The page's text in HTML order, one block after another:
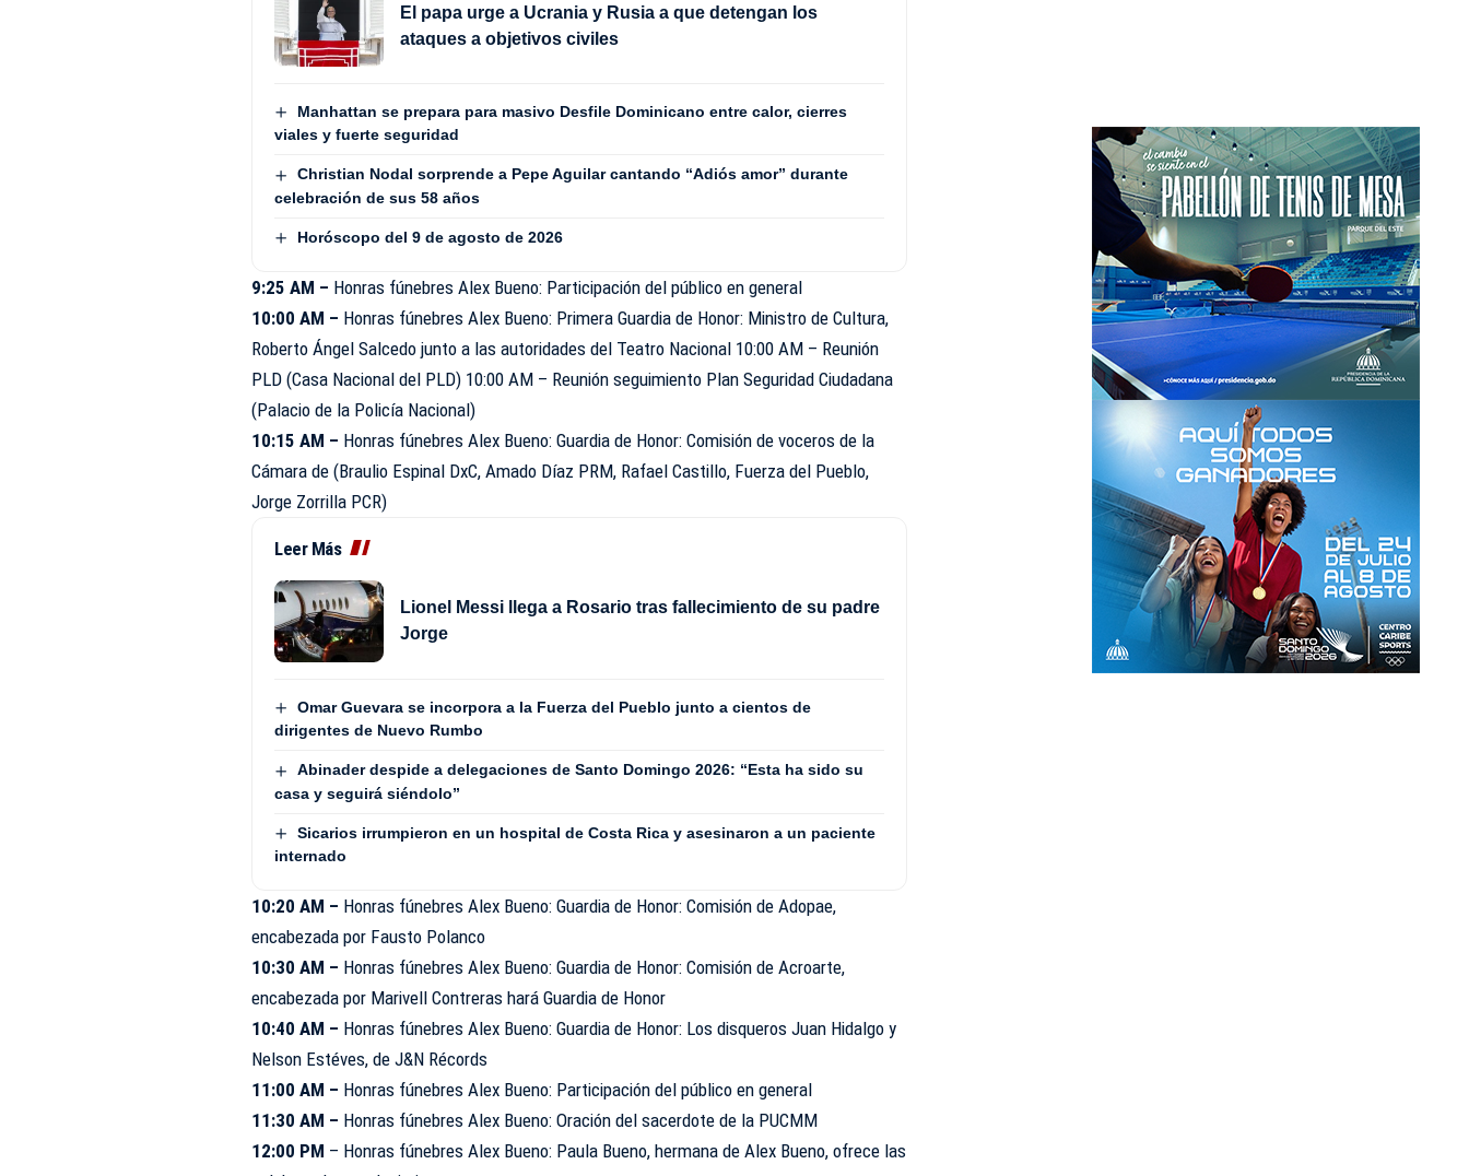
El papa urge a Ucrania y Rusia a que detengan los
ataques a objetivos civiles
Manhattan se prepara para masivo Desfile Dominicano entre calor, cierres
viales y fuerte seguridad
Christian Nodal sorprende a Pepe Aguilar cantando “Adiós amor” durante
celebración de sus 58 años
Horóscopo del 9 de agosto de 2026
9:25 AM – Honras fúnebres Alex Bueno: Participación del público en general
10:00 AM – Honras fúnebres Alex Bueno: Primera Guardia de Honor: Ministro de Cultura,
Roberto Ángel Salcedo junto a las autoridades del Teatro Nacional 10:00 AM – Reunión
PLD (Casa Nacional del PLD) 10:00 AM – Reunión seguimiento Plan Seguridad Ciudadana
(Palacio de la Policía Nacional)
10:15 AM – Honras fúnebres Alex Bueno: Guardia de Honor: Comisión de voceros de la
Cámara de (Braulio Espinal DxC, Amado Díaz PRM, Rafael Castillo, Fuerza del Pueblo,
Jorge Zorrilla PCR)
Leer Más
Lionel Messi llega a Rosario tras fallecimiento de su padre
Jorge
Omar Guevara se incorpora a la Fuerza del Pueblo junto a cientos de
dirigentes de Nuevo Rumbo
Abinader despide a delegaciones de Santo Domingo 2026: “Esta ha sido su
casa y seguirá siéndolo”
Sicarios irrumpieron en un hospital de Costa Rica y asesinaron a un paciente
internado
10:20 AM – Honras fúnebres Alex Bueno: Guardia de Honor: Comisión de Adopae,
encabezada por Fausto Polanco
10:30 AM – Honras fúnebres Alex Bueno: Guardia de Honor: Comisión de Acroarte,
encabezada por Marivell Contreras hará Guardia de Honor
10:40 AM – Honras fúnebres Alex Bueno: Guardia de Honor: Los disqueros Juan Hidalgo y
Nelson Estéves, de J&N Récords
11:00 AM – Honras fúnebres Alex Bueno: Participación del público en general
11:30 AM – Honras fúnebres Alex Bueno: Oración del sacerdote de la PUCMM
12:00 PM – Honras fúnebres Alex Bueno: Paula Bueno, hermana de Alex Bueno, ofrece las